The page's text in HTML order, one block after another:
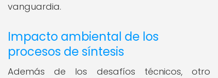
vanguardia.
Impacto ambiental de los
procesos de síntesis
Además de los desafíos técnicos, otro